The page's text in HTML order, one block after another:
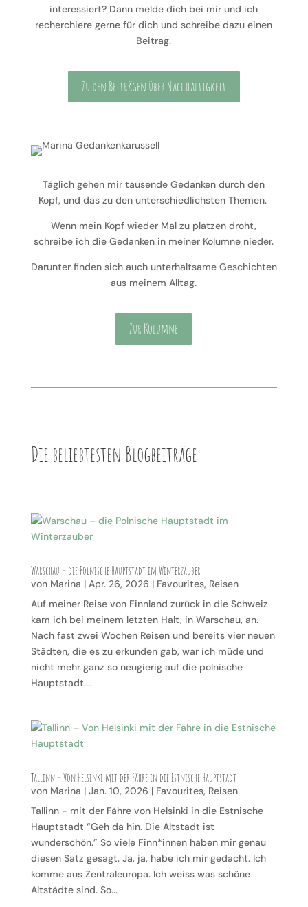
interessiert? Dann melde dich bei mir und ich
recherchiere gerne für dich und schreibe dazu einen
Beitrag.
Zu den Beiträgen über Nachhaltigkeit
Täglich gehen mir tausende Gedanken durch den
Kopf, und das zu den unterschiedlichsten Themen.
Wenn mein Kopf wieder Mal zu platzen droht,
schreibe ich die Gedanken in meiner Kolumne nieder.
Darunter finden sich auch unterhaltsame Geschichten
aus meinem Alltag.
Zur Kolumne
Die beliebtesten Blogbeiträge
Warschau – die Polnische Hauptstadt im Winterzauber
von Marina | Apr. 26, 2026 | Favourites, Reisen
Auf meiner Reise von Finnland zurück in die Schweiz
kam ich bei meinem letzten Halt, in Warschau, an.
Nach fast zwei Wochen Reisen und bereits vier neuen
Städten, die es zu erkunden gab, war ich müde und
nicht mehr ganz so neugierig auf die polnische
Hauptstadt....
Tallinn – Von Helsinki mit der Fähre in die Estnische Hauptstadt
von Marina | Jan. 10, 2026 | Favourites, Reisen
Tallinn - mit der Fähre von Helsinki in die Estnische
Hauptstadt “Geh da hin. Die Altstadt ist
wunderschön.” So viele Finn*innen haben mir genau
diesen Satz gesagt. Ja, ja, habe ich mir gedacht. Ich
komme aus Zentraleuropa. Ich weiss was schöne
Altstädte sind. So...